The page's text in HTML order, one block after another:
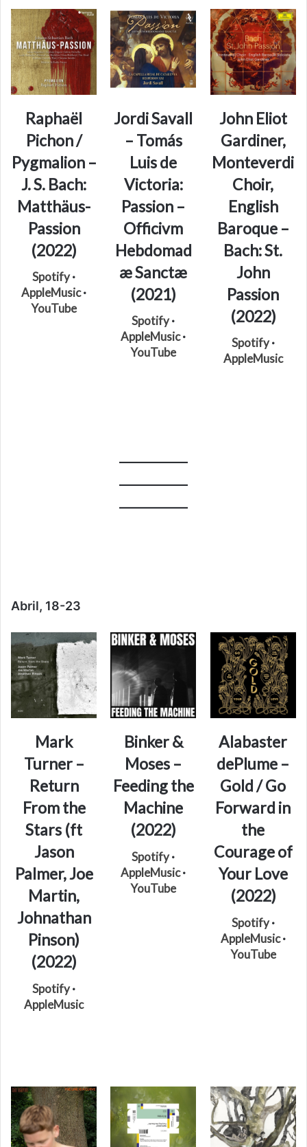
Raphaël
Pichon /
Pygmalion –
J. S. Bach:
Matthäus-
Passion
(2022)
Spotify·
AppleMusic·
YouTube
Jordi Savall
– Tomás
Luis de
Victoria:
Passion –
Officivm
Hebdomad
æ Sanctæ
(2021)
Spotify·
AppleMusic·
YouTube
John Eliot
Gardiner,
Monteverdi
Choir,
English
Baroque –
Bach: St.
John
Passion
(2022)
Spotify·
AppleMusic
Abril, 18-23
Mark
Turner –
Return
From the
Stars (ft
Jason
Palmer, Joe
Martin,
Johnathan
Pinson)
(2022)
Spotify·
AppleMusic
Binker &
Moses –
Feeding the
Machine
(2022)
Spotify·
AppleMusic·
YouTube
Alabaster
dePlume –
Gold / Go
Forward in
the
Courage of
Your Love
(2022)
Spotify·
AppleMusic·
YouTube